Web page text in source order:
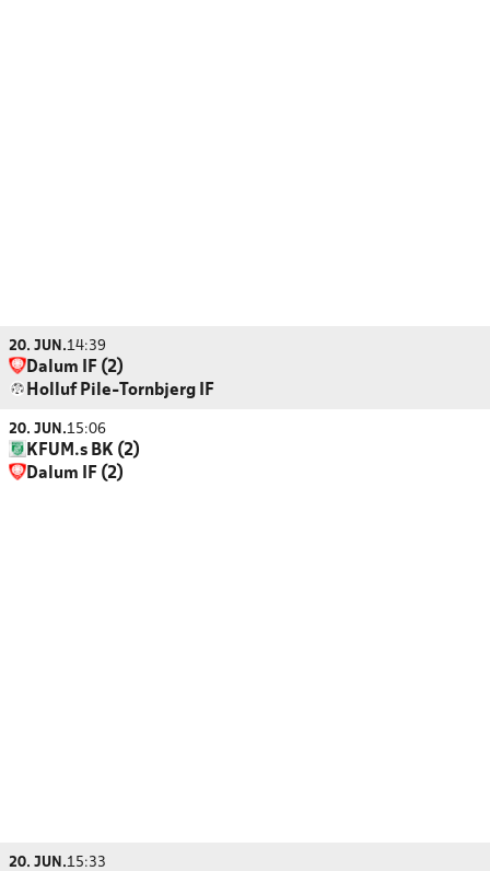
20. JUN.14:39
Dalum IF (2)
Holluf Pile-Tornbjerg IF
20. JUN.15:06
KFUM.s BK (2)
Dalum IF (2)
20. JUN.15:33